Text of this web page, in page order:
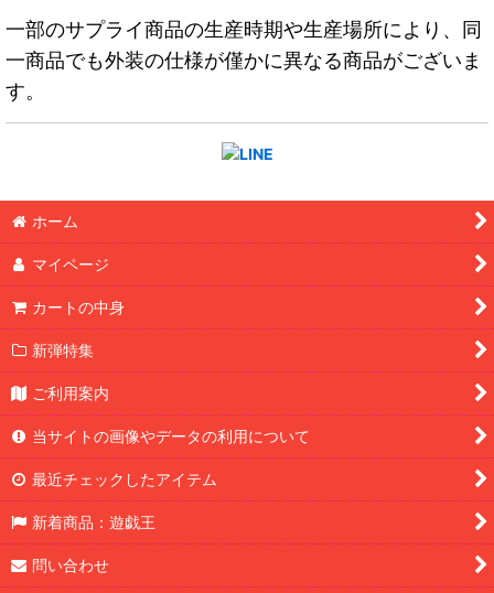
一部のサプライ商品の生産時期や生産場所により、同
一商品でも外装の仕様が僅かに異なる商品がございま
す。
ホーム
マイページ
カートの中身
新弾特集
ご利用案内
当サイトの画像やデータの利用について
最近チェックしたアイテム
新着商品：遊戯王
問い合わせ